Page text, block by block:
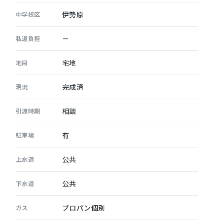
中学校区 伊勢原
私道負担 －
地目 宅地
現況 完成済
引渡時期 相談
駐車場 有
上水道 公共
下水道 公共
ガス プロパン個別